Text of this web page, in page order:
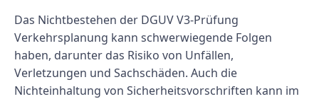
Das Nichtbestehen der DGUV V3-Prüfung
Verkehrsplanung kann schwerwiegende Folgen
haben, darunter das Risiko von Unfällen,
Verletzungen und Sachschäden. Auch die
Nichteinhaltung von Sicherheitsvorschriften kann im